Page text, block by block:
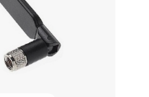
انــــــــــــدرویــد بـــــــــاکــــس
جــــــــــــــعـــــــبـه بــــــــــــــــاز